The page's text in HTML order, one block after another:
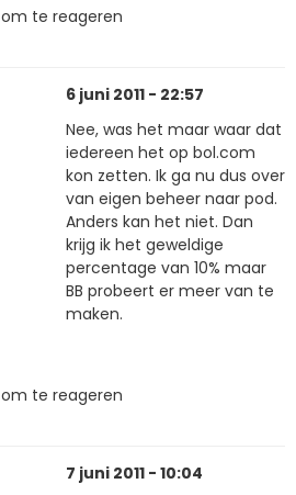
om te reageren
6 juni 2011 - 22:57
Nee, was het maar waar dat
iedereen het op bol.com
kon zetten. Ik ga nu dus over
van eigen beheer naar pod.
Anders kan het niet. Dan
krijg ik het geweldige
percentage van 10% maar
BB probeert er meer van te
maken.
om te reageren
7 juni 2011 - 10:04